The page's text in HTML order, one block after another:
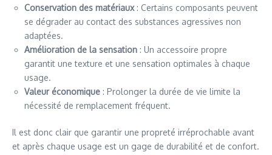
Conservation des matériaux: Certains composants peuvent
se dégrader au contact des substances agressives non
adaptées.
Amélioration de la sensation : Un accessoire propre
garantit une texture et une sensation optimales à chaque
usage.
Valeur économique : Prolonger la durée de vie limite la
nécessité de remplacement fréquent.
Il est donc clair que garantir une propreté irréprochable avant
et après chaque usage est un gage de durabilité et de confort.